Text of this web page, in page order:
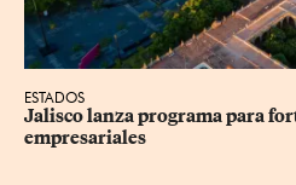
ESTADOS
Jalisco lanza programa para
empresariales